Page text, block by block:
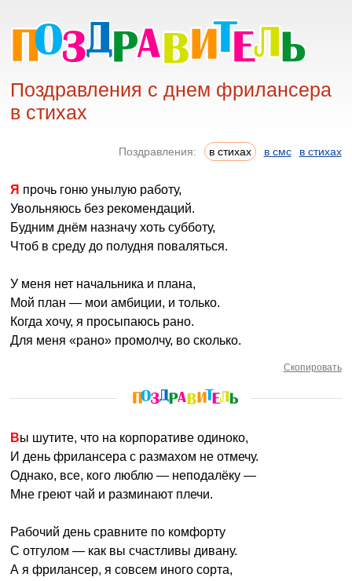
Поздравления с днем фрилансера
в стихах
Поздравления: в стихах в смс в стихах
Я прочь гоню унылую работу,
Увольняюсь без рекомендаций.
Будним днём назначу хоть субботу,
Чтоб в среду до полудня поваляться.
У меня нет начальника и плана,
Мой план — мои амбиции, и только.
Когда хочу, я просыпаюсь рано.
Для меня «рано» промолчу, во сколько.
Скопировать
Вы шутите, что на корпоративе одиноко,
И день фрилансера с размахом не отмечу.
Однако, все, кого люблю — неподалёку —
Мне греют чай и разминают плечи.
Рабочий день сравните по комфорту
С отгулом — как вы счастливы дивану.
А я фрилансер, я совсем иного сорта,